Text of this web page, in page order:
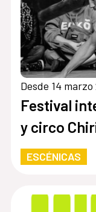
Desde 14
Festival
y circo
ESCÉNICAS